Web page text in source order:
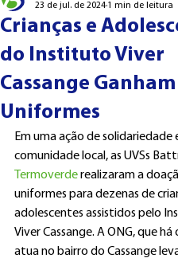
Crianças e
do Instituto Viver
Cassange
Uniformes
23 de jul. de 2024 1 min de leitura
Em uma ação de solidariedade
comunidade local, as UVSs
Termoverde realizaram a
uniformes para dezenas de
adolescentes assistidos pelo
Viver Cassange. A ONG, que
atua no bairro do Cassange